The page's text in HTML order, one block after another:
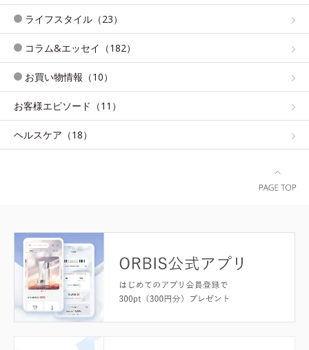
ライフスタイル（23）
コラム&エッセイ（182）
お買い物情報（10）
お客様エピソード（11）
ヘルスケア（18）